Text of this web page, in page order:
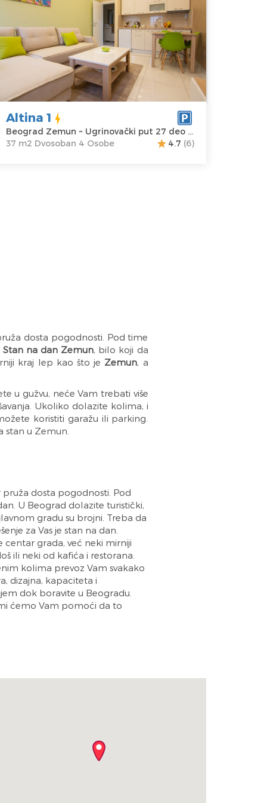
put 27 deo br. 2 u naselju
27 deo br.2
Gosti:4
Kvadratura :
m2
Dvosoban
Altina 1
Beograd Zemun ~ Ugrinovački put 27 deo br.2
37 m2 Dvosoban 4 Osobe
4.7 (6)
dosta pogodnosti. Pod time
Stan na dan Zemun, bilo koji da
kraj lep kao što je Zemun, a
u gužvu, neće Vam trebati više
Ukoliko dolazite kolima, i
koristiti garažu ili parking.
stan u Zemun.
pruža dosta pogodnosti. Pod
U Beograd dolazite turistički,
gradu su brojni. Treba da
za Vas je stan na dan.
grada, već neki mirniji
ili neki od kafića i restorana.
kolima prevoz Vam svakako
dizajna, kapaciteta i
dok boravite u Beogradu.
ćemo Vam pomoći da to